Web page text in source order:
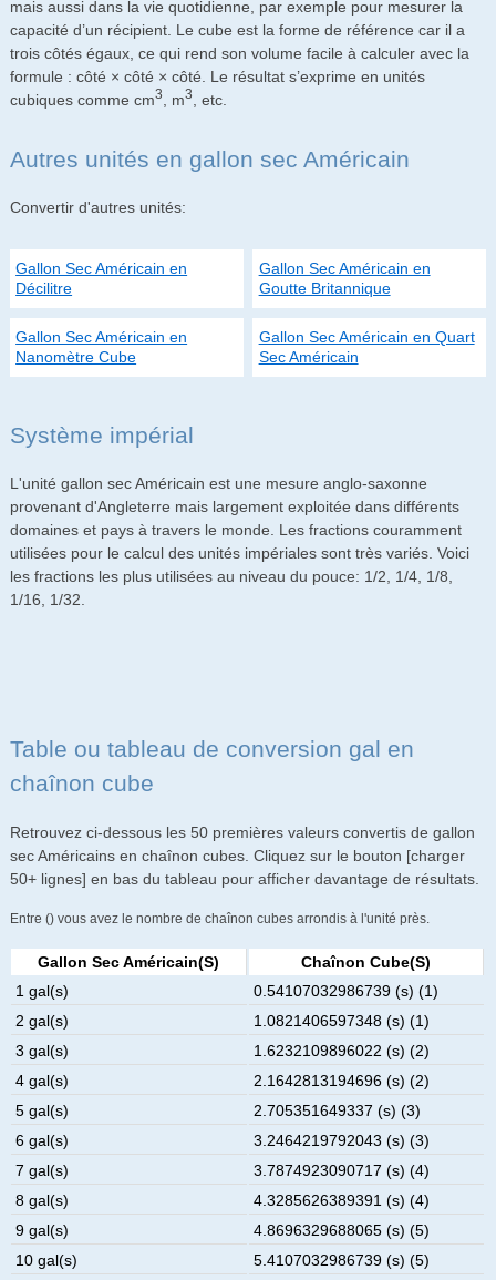
mais aussi dans la vie quotidienne, par exemple pour mesurer la
capacité d’un récipient. Le cube est la forme de référence car il a
trois côtés égaux, ce qui rend son volume facile à calculer avec la
formule : côté × côté × côté. Le résultat s’exprime en unités
cubiques comme cm3 , m3 , etc.
Autres unités en gallon sec Américain
Convertir d'autres unités:
Gallon Sec Américain en
Décilitre
Gallon Sec Américain en
Goutte Britannique
Gallon Sec Américain en
Nanomètre Cube
Gallon Sec Américain en Quart
Sec Américain
Système impérial
L'unité gallon sec Américain est une mesure anglo-saxonne
provenant d'Angleterre mais largement exploitée dans différents
domaines et pays à travers le monde. Les fractions couramment
utilisées pour le calcul des unités impériales sont très variés. Voici
les fractions les plus utilisées au niveau du pouce: 1/2, 1/4, 1/8,
1/16, 1/32.
Table ou tableau de conversion gal en
chaînon cube
Retrouvez ci-dessous les 50 premières valeurs convertis de gallon
sec Américains en chaînon cubes. Cliquez sur le bouton [charger
50+ lignes] en bas du tableau pour afficher davantage de résultats.
Entre () vous avez le nombre de chaînon cubes arrondis à l'unité près.
Gallon Sec Américain(s)
Chaînon Cube(s)
1 gal(s)
0.54107032986739 (s) (1)
2 gal(s)
1.0821406597348 (s) (1)
3 gal(s)
1.6232109896022 (s) (2)
4 gal(s)
2.1642813194696 (s) (2)
5 gal(s)
2.705351649337 (s) (3)
6 gal(s)
3.2464219792043 (s) (3)
7 gal(s)
3.7874923090717 (s) (4)
8 gal(s)
4.3285626389391 (s) (4)
9 gal(s)
4.8696329688065 (s) (5)
10 gal(s)
5.4107032986739 (s) (5)